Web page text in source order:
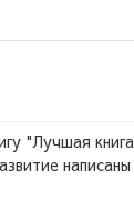
к
с этой